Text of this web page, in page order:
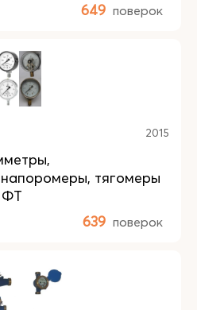
649 поверок
2015
тягомеры
ФТ
639 поверок